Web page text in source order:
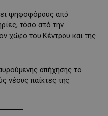
ψηφοφόρους από
τόσο από την
χώρο του Κέντρου και της
απήχησης το
νέους παίκτες της